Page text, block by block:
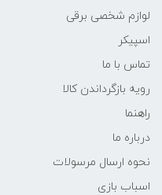
لوازم شخصی برقی
اسپیکر
تماس با ما
رویه بازگرداندن کالا
راهنما
درباره ما
نحوه ارسال مرسولات
اسباب بازی